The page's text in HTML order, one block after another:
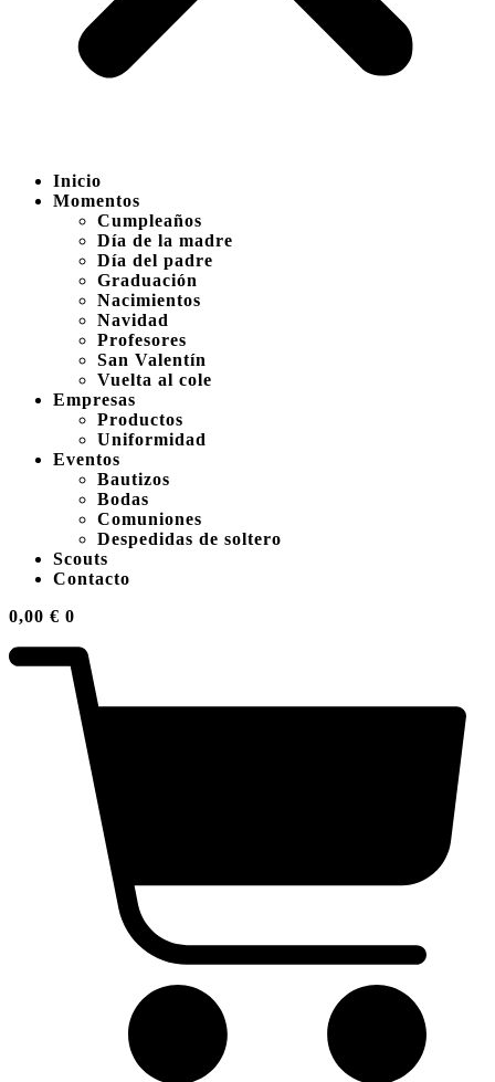
Inicio
Momentos
Cumpleaños
Día de la madre
Día del padre
Graduación
Nacimientos
Navidad
Profesores
San Valentín
Vuelta al cole
Empresas
Productos
Uniformidad
Eventos
Bautizos
Bodas
Comuniones
Despedidas de soltero
Scouts
Contacto
0,00 € 0